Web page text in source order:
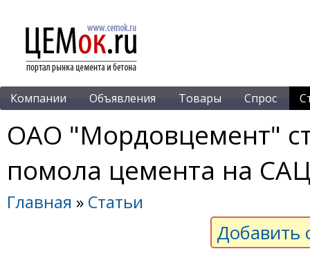
Компании Объявления Товары Спрос
ОАО "Мордовцемент"
помола цемента на
Главная » Статьи
Добавить